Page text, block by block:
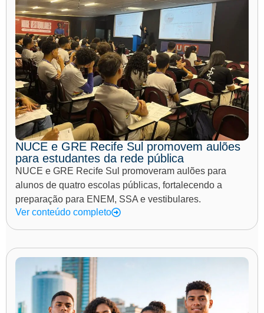
NUCE e GRE Recife Sul promovem aulões
para estudantes da rede pública
NUCE e GRE Recife Sul promoveram aulões para
alunos de quatro escolas públicas, fortalecendo a
preparação para ENEM, SSA e vestibulares.
Ver conteúdo completo